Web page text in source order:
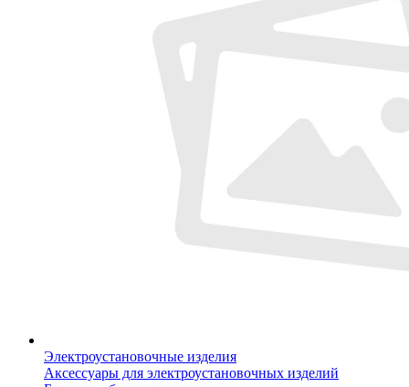
Электроустановочные изделия
Аксессуары для электроустановочных изделий